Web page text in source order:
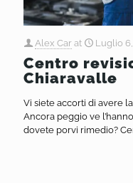
Alex Car at Luglio
Centro
Chiaravalle
Vi siete accorti di avere
Ancora peggio ve
dovete porvi rimedio?